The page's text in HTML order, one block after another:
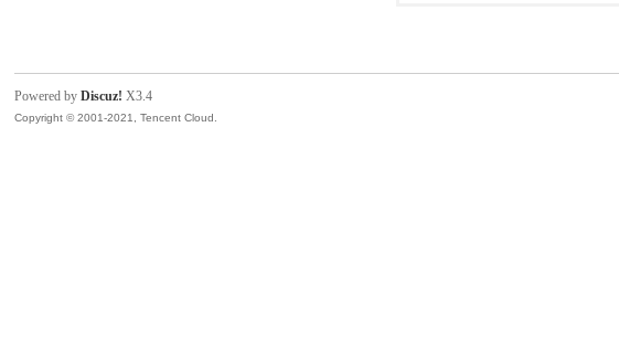
Powered byDiscuz! X3.4
Copyright © 2001-2021, Tencent Cloud.